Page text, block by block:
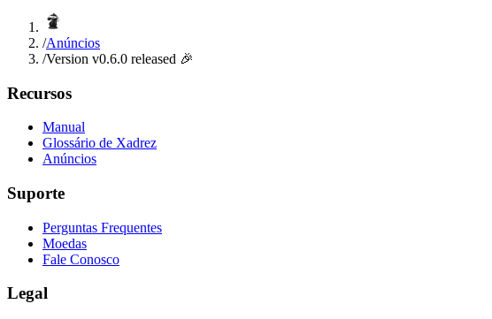
/Anúncios
/Version v0.6.0 released 🎉
Recursos
Manual
Glossário de Xadrez
Anúncios
Suporte
Perguntas Frequentes
Moedas
Fale Conosco
Legal